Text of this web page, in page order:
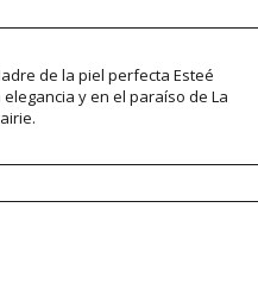
de la piel perfecta Esteé
y en el paraíso de La